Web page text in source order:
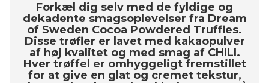
Forkæl dig selv med de fyldige og
dekadente smagsoplevelser fra Dream
of Sweden Cocoa Powdered Truffles.
Disse trøfler er lavet med kakaopulver
af høj kvalitet og med smag af CHILI.
Hver trøffel er omhyggeligt fremstillet
for at give en glat og cremet tekstur,